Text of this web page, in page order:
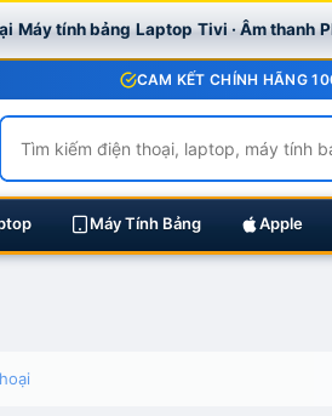
Máy tính bảng Laptop Tivi · Âm thanh
CAM KẾT CHÍNH HÃNG
Máy Tính Bảng Apple